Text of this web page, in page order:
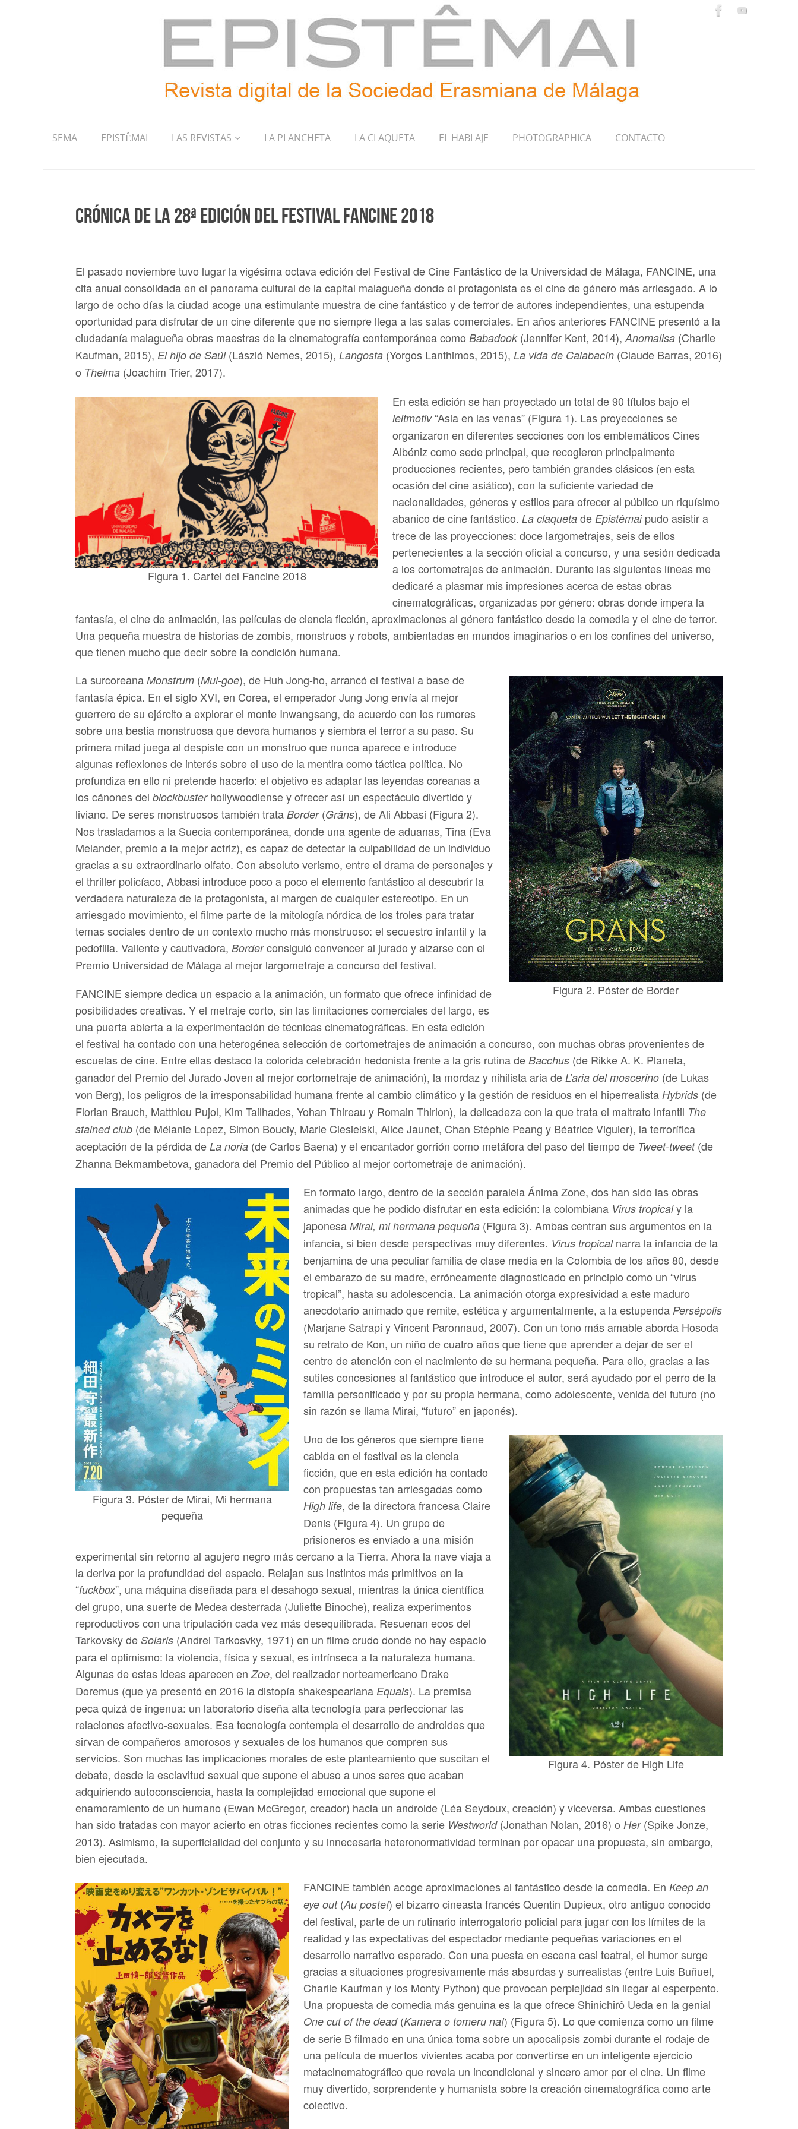
SEMA EPISTÊMAI LAS REVISTAS LA PLANCHETA LA CLAQUETA EL HABLAJE PHOTOGRAPHICA CONTACTO
Crónica de la 28ª edición del Festival FANCINE 2018
El pasado noviembre tuvo lugar la vigésima octava edición del Festival de Cine Fantástico de la Universidad de Málaga, FANCINE, una
cita anual consolidada en el panorama cultural de la capital malagueña donde el protagonista es el cine de género más arriesgado. A lo
largo de ocho días la ciudad acoge una estimulante muestra de cine fantástico y de terror de autores independientes, una estupenda
oportunidad para disfrutar de un cine diferente que no siempre llega a las salas comerciales. En años anteriores FANCINE presentó a la
ciudadanía malagueña obras maestras de la cinematografía contemporánea como Babadook(Jennifer Kent, 2014), Anomalisa (Charlie
Kaufman, 2015), El hijo de Saúl(László Nemes, 2015), Langosta (Yorgos Lanthimos, 2015), La vida de Calabacín (Claude Barras, 2016)
o Thelma (Joachim Trier, 2017).
Figura 1. Cartel del Fancine 2018
En esta edición se han proyectado un total de 90 títulos bajo el
leitmotiv“Asia en las venas” (Figura 1). Las proyecciones se
organizaron en diferentes secciones con los emblemáticos Cines
Albéniz como sede principal, que recogieron principalmente
producciones recientes, pero también grandes clásicos (en esta
ocasión del cine asiático), con la suficiente variedad de
nacionalidades, géneros y estilos para ofrecer al público un riquísimo
abanico de cine fantástico. La claqueta de Epistêmaipudo asistir a
trece de las proyecciones: doce largometrajes, seis de ellos
pertenecientes a la sección oficial a concurso, y una sesión dedicada
a los cortometrajes de animación. Durante las siguientes líneas me
dedicaré a plasmar mis impresiones acerca de estas obras
cinematográficas, organizadas por género: obras donde impera la
fantasía, el cine de animación, las películas de ciencia ficción, aproximaciones al género fantástico desde la comedia y el cine de terror.
Una pequeña muestra de historias de zombis, monstruos y robots, ambientadas en mundos imaginarios o en los confines del universo,
que tienen mucho que decir sobre la condición humana.
Figura 2. Póster de Border
La surcoreana Monstrum (Mul-goe), de Huh Jong-ho, arrancó el festival a base de
fantasía épica. En el siglo XVI, en Corea, el emperador Jung Jong envía al mejor
guerrero de su ejército a explorar el monte Inwangsang, de acuerdo con los rumores
sobre una bestia monstruosa que devora humanos y siembra el terror a su paso. Su
primera mitad juega al despiste con un monstruo que nunca aparece e introduce
algunas reflexiones de interés sobre el uso de la mentira como táctica política. No
profundiza en ello ni pretende hacerlo: el objetivo es adaptar las leyendas coreanas a
los cánones del blockbusterhollywoodiense y ofrecer así un espectáculo divertido y
liviano. De seres monstruosos también trata Border(Gräns), de Ali Abbasi (Figura 2).
Nos trasladamos a la Suecia contemporánea, donde una agente de aduanas, Tina (Eva
Melander, premio a la mejor actriz), es capaz de detectar la culpabilidad de un individuo
gracias a su extraordinario olfato. Con absoluto verismo, entre el drama de personajes y
el thriller policíaco, Abbasi introduce poco a poco el elemento fantástico al descubrir la
verdadera naturaleza de la protagonista, al margen de cualquier estereotipo. En un
arriesgado movimiento, el filme parte de la mitología nórdica de los troles para tratar
temas sociales dentro de un contexto mucho más monstruoso: el secuestro infantil y la
pedofilia. Valiente y cautivadora, Borderconsiguió convencer al jurado y alzarse con el
Premio Universidad de Málaga al mejor largometraje a concurso del festival.
FANCINE siempre dedica un espacio a la animación, un formato que ofrece infinidad de
posibilidades creativas. Y el metraje corto, sin las limitaciones comerciales del largo, es
una puerta abierta a la experimentación de técnicas cinematográficas. En esta edición
el festival ha contado con una heterogénea selección de cortometrajes de animación a concurso, con muchas obras provenientes de
escuelas de cine. Entre ellas destaco la colorida celebración hedonista frente a la gris rutina de Bacchus (de Rikke A. K. Planeta,
ganador del Premio del Jurado Joven al mejor cortometraje de animación), la mordaz y nihilista aria de L’aria del moscerino (de Lukas
von Berg), los peligros de la irresponsabilidad humana frente al cambio climático y la gestión de residuos en el hiperrealista Hybrids (de
Florian Brauch, Matthieu Pujol, Kim Tailhades, Yohan Thireau y Romain Thirion), la delicadeza con la que trata el maltrato infantil The
stained club (de Mélanie Lopez, Simon Boucly, Marie Ciesielski, Alice Jaunet, Chan Stéphie Peang y Béatrice Viguier), la terrorífica
aceptación de la pérdida de La noria (de Carlos Baena) y el encantador gorrión como metáfora del paso del tiempo de Tweet-tweet(de
Zhanna Bekmambetova, ganadora del Premio del Público al mejor cortometraje de animación).
Figura 3. Póster de Mirai, Mi hermana
pequeña
En formato largo, dentro de la sección paralela Ánima Zone, dos han sido las obras
animadas que he podido disfrutar en esta edición: la colombiana Virus tropicaly la
japonesa Mirai, mi hermana pequeña (Figura 3). Ambas centran sus argumentos en la
infancia, si bien desde perspectivas muy diferentes. Virus tropicalnarra la infancia de la
benjamina de una peculiar familia de clase media en la Colombia de los años 80, desde
el embarazo de su madre, erróneamente diagnosticado en principio como un “virus
tropical”, hasta su adolescencia. La animación otorga expresividad a este maduro
anecdotario animado que remite, estética y argumentalmente, a la estupenda Persépolis
(Marjane Satrapi y Vincent Paronnaud, 2007). Con un tono más amable aborda Hosoda
su retrato de Kon, un niño de cuatro años que tiene que aprender a dejar de ser el
centro de atención con el nacimiento de su hermana pequeña. Para ello, gracias a las
sutiles concesiones al fantástico que introduce el autor, será ayudado por el perro de la
familia personificado y por su propia hermana, como adolescente, venida del futuro (no
sin razón se llama Mirai, “futuro” en japonés).
Figura 4. Póster de High Life
Uno de los géneros que siempre tiene
cabida en el festival es la ciencia
ficción, que en esta edición ha contado
con propuestas tan arriesgadas como
High life, de la directora francesa Claire
Denis (Figura 4). Un grupo de
prisioneros es enviado a una misión
experimental sin retorno al agujero negro más cercano a la Tierra. Ahora la nave viaja a
la deriva por la profundidad del espacio. Relajan sus instintos más primitivos en la
“fuckbox”, una máquina diseñada para el desahogo sexual, mientras la única científica
del grupo, una suerte de Medea desterrada (Juliette Binoche), realiza experimentos
reproductivos con una tripulación cada vez más desequilibrada. Resuenan ecos del
Tarkovsky de Solaris (Andrei Tarkosvky, 1971) en un filme crudo donde no hay espacio
para el optimismo: la violencia, física y sexual, es intrínseca a la naturaleza humana.
Algunas de estas ideas aparecen en Zoe, del realizador norteamericano Drake
Doremus (que ya presentó en 2016 la distopía shakespeariana Equals). La premisa
peca quizá de ingenua: un laboratorio diseña alta tecnología para perfeccionar las
relaciones afectivo-sexuales. Esa tecnología contempla el desarrollo de androides que
sirvan de compañeros amorosos y sexuales de los humanos que compren sus
servicios. Son muchas las implicaciones morales de este planteamiento que suscitan el
debate, desde la esclavitud sexual que supone el abuso a unos seres que acaban
adquiriendo autoconsciencia, hasta la complejidad emocional que supone el
enamoramiento de un humano (Ewan McGregor, creador) hacia un androide (Léa Seydoux, creación) y viceversa. Ambas cuestiones
han sido tratadas con mayor acierto en otras ficciones recientes como la serie Westworld(Jonathan Nolan, 2016) o Her(Spike Jonze,
2013). Asimismo, la superficialidad del conjunto y su innecesaria heteronormatividad terminan por opacar una propuesta, sin embargo,
bien ejecutada.
FANCINE también acoge aproximaciones al fantástico desde la comedia. En Keep an
eye out(Au poste!) el bizarro cineasta francés Quentin Dupieux, otro antiguo conocido
del festival, parte de un rutinario interrogatorio policial para jugar con los límites de la
realidad y las expectativas del espectador mediante pequeñas variaciones en el
desarrollo narrativo esperado. Con una puesta en escena casi teatral, el humor surge
gracias a situaciones progresivamente más absurdas y surrealistas (entre Luis Buñuel,
Charlie Kaufman y los Monty Python) que provocan perplejidad sin llegar al esperpento.
Una propuesta de comedia más genuina es la que ofrece Shinichirô Ueda en la genial
One cut of the dead(Kamera o tomeru na!) (Figura 5). Lo que comienza como un filme
de serie B filmado en una única toma sobre un apocalipsis zombi durante el rodaje de
una película de muertos vivientes acaba por convertirse en un inteligente ejercicio
metacinematográfico que revela un incondicional y sincero amor por el cine. Un filme
muy divertido, sorprendente y humanista sobre la creación cinematográfica como arte
colectivo.